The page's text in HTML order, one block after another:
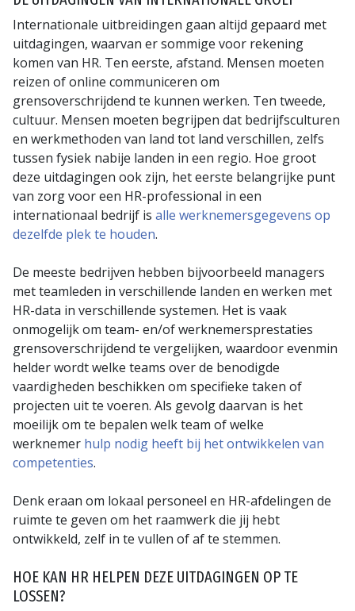
Internationale uitbreidingen gaan altijd gepaard met
uitdagingen, waarvan er sommige voor rekening
komen van HR. Ten eerste, afstand. Mensen moeten
reizen of online communiceren om
grensoverschrijdend te kunnen werken. Ten tweede,
cultuur. Mensen moeten begrijpen dat bedrijfsculturen
en werkmethoden van land tot land verschillen, zelfs
tussen fysiek nabije landen in een regio. Hoe groot
deze uitdagingen ook zijn, het eerste belangrijke punt
van zorg voor een HR-professional in een
internationaal bedrijf is alle werknemersgegevens op
dezelfde plek te houden.
De meeste bedrijven hebben bijvoorbeeld managers
met teamleden in verschillende landen en werken met
HR-data in verschillende systemen. Het is vaak
onmogelijk om team- en/of werknemersprestaties
grensoverschrijdend te vergelijken, waardoor evenmin
helder wordt welke teams over de benodigde
vaardigheden beschikken om specifieke taken of
projecten uit te voeren. Als gevolg daarvan is het
moeilijk om te bepalen welk team of welke
werknemer hulp nodig heeft bij het ontwikkelen van
competenties.
Denk eraan om lokaal personeel en HR-afdelingen de
ruimte te geven om het raamwerk die jij hebt
ontwikkeld, zelf in te vullen of af te stemmen.
HOE KAN HR HELPEN DEZE UITDAGINGEN OP TE
LOSSEN?